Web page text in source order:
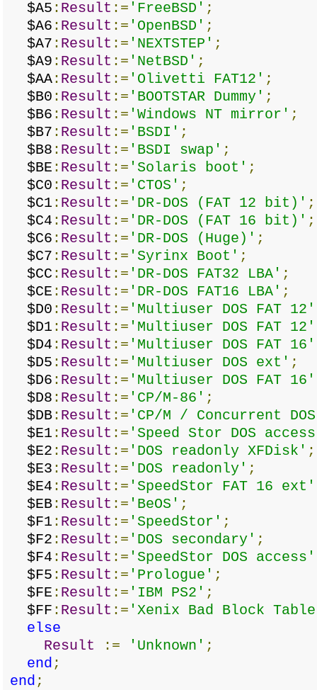
$A5 : Result := 'FreeBSD' ;
$A6 : Result := 'OpenBSD' ;
$A7 : Result := 'NEXTSTEP' ;
$A9 : Result := 'NetBSD' ;
$AA: Result := 'Olivetti FAT12' ;
$B0 : Result := 'BOOTSTAR Dummy' ;
$B6 : Result := 'Windows NT mirror' ;
$B7 : Result := 'BSDI' ;
$B8 : Result := 'BSDI swap' ;
$BE : Result := 'Solaris boot' ;
$C0 : Result := 'CTOS' ;
$C1 : Result := 'DR-DOS (FAT 12 bit)' ;
$C4 : Result := 'DR-DOS (FAT 16 bit)' ;
$C6 : Result := 'DR-DOS (Huge)' ;
$C7 : Result := 'Syrinx Boot' ;
$CC : Result := 'DR-DOS FAT32 LBA' ;
$CE : Result := 'DR-DOS FAT16 LBA' ;
$D0 : Result := 'Multiuser DOS FAT 12'
$D1 : Result := 'Multiuser DOS FAT 12'
$D4 : Result := 'Multiuser DOS FAT 16'
$D5 : Result := 'Multiuser DOS ext' ;
$D6 : Result := 'Multiuser DOS FAT 16'
$D8 : Result := 'CP/M-86' ;
$DB: Result := 'CP/M / Concurrent
$E1 : Result := 'Speed Stor DOS
$E2 : Result := 'DOS readonly XFDisk' ;
$E3 : Result := 'DOS readonly' ;
$E4 : Result := 'SpeedStor FAT 16 ext'
$EB: Result := 'BeOS' ;
$F1 : Result := 'SpeedStor' ;
$F2 : Result := 'DOS secondary' ;
$F4 : Result := 'SpeedStor DOS access'
$F5 : Result := 'Prologue' ;
$FE : Result := 'IBM PS2' ;
$FF : Result := 'Xenix Bad Block
else
Result
:= 'Unknown' ;
end ;
end ;